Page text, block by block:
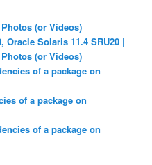
(or Videos)
Oracle Solaris 11.4 SRU20 |
(or Videos)
of a package on
of a package on
of a package on